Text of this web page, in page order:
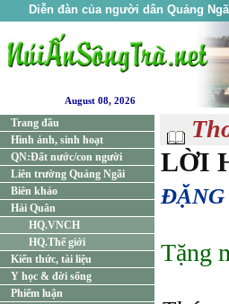
Diễn đàn của người dân Quảng
August 08, 2026
Trang đầu
Hình ảnh, sinh hoạt
QN:Đất nước/con người
Liên trường Quảng Ngãi
Biên khảo
Hải Quân
HQ.VNCH
HQ.Thế giới
Kiến thức, tài liệu
Y học & đời sống
Phiếm luận
LỜI
ĐẶNG
Tặng